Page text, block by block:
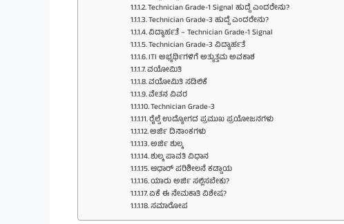
Technician Grade-1 Signal ಹುದ್ದೆ ಎಂದರೇನು?
Technician Grade-3 ಹುದ್ದೆ ಎಂದರೇನು?
ವಿದ್ಯಾರ್ಹತೆ – Technician Grade-1 Signal
Technician Grade-3 ವಿದ್ಯಾರ್ಹತೆ
ITI ಅಭ್ಯರ್ಥಿಗಳಿಗೆ ಅತ್ಯುತ್ತಮ ಅವಕಾಶ
ವಯೋಮಿತಿ
ವಯೋಮಿತಿ ಸಡಿಲಿಕೆ
ವೇತನ ವಿವರ
Technician Grade-3
ರೈಲ್ವೆ ಉದ್ಯೋಗದ ಪ್ರಮುಖ ಪ್ರಯೋಜನಗಳು
ಅರ್ಜಿ ದಿನಾಂಕಗಳು
ಅರ್ಜಿ ಶುಲ್ಕ
ಶುಲ್ಕ ಪಾವತಿ ವಿಧಾನ
ಆಧಾರ್ ಪರಿಶೀಲನೆ ಕಡ್ಡಾಯ
ಯಾರು ಅರ್ಜಿ ಸಲ್ಲಿಸಬೇಕು?
ಏಕೆ ಈ ನೇಮಕಾತಿ ವಿಶೇಷ?
ಸಮಾರೋಪ